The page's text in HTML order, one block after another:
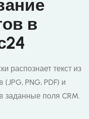
в
распознает текст из
PNG, PDF) и
заданные поля CRM.